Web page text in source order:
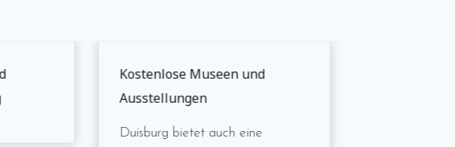
Kostenlose Museen und
Ausstellungen
Duisburg bietet auch eine